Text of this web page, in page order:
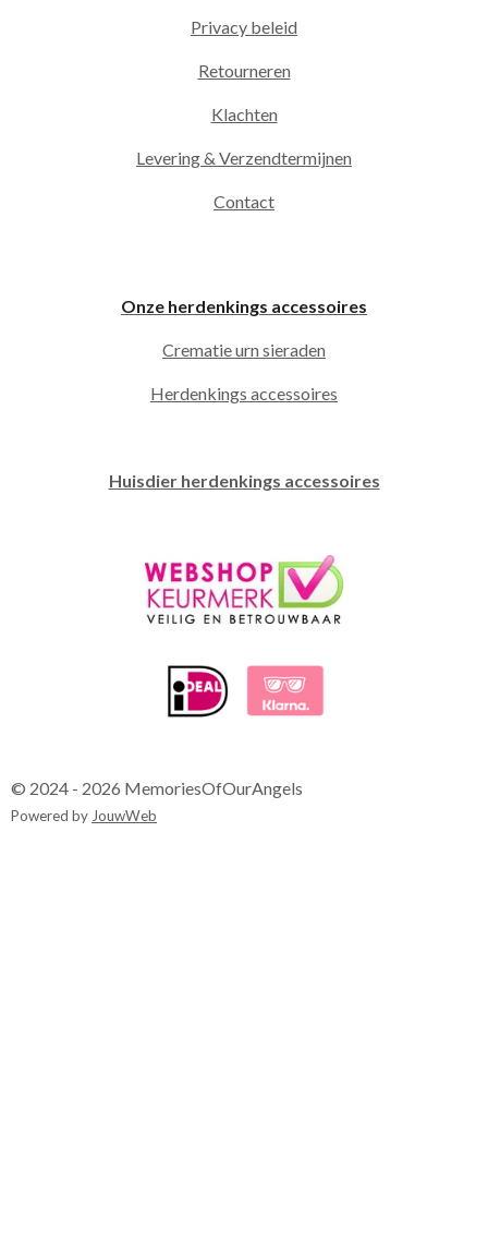
Privacy beleid
Retourneren
Klachten
Levering & Verzendtermijnen
Contact
Onze herdenkings accessoires
Crematie urn sieraden
Herdenkings accessoires
Huisdier herdenkings accessoires
© 2024 - 2026 MemoriesOfOurAngels
Powered byJouwWeb